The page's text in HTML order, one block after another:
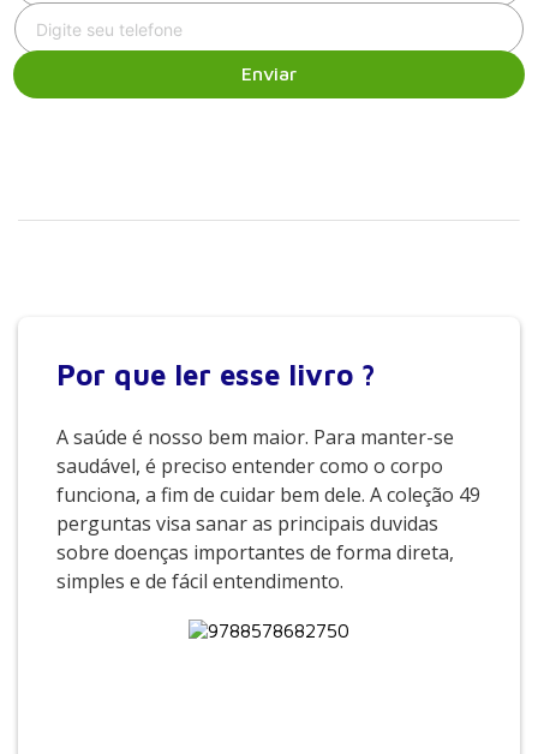
Enviar
Por que ler esse livro ?
A saúde é nosso bem maior. Para manter-se
saudável, é preciso entender como o corpo
funciona, a fim de cuidar bem dele. A coleção 49
perguntas visa sanar as principais duvidas
sobre doenças importantes de forma direta,
simples e de fácil entendimento.